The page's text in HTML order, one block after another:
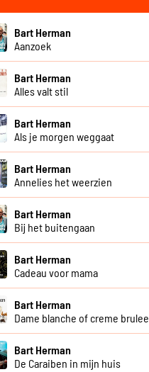
Bart Herman
Aanzoek
Bart Herman
Alles valt stil
Bart Herman
Als je morgen weggaat
Bart Herman
Annelies het weerzien
Bart Herman
Bij het buitengaan
Bart Herman
Cadeau voor mama
Bart Herman
Dame blanche of creme brulee
Bart Herman
De Caraiben in mijn huis